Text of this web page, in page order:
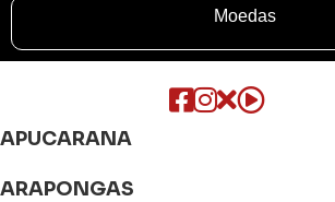
Moedas
APUCARANA
ARAPONGAS